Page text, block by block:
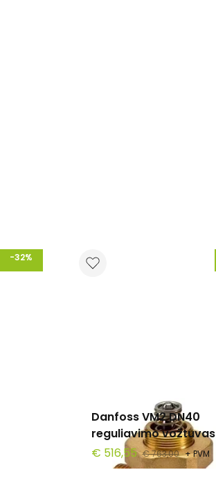
-32%
Danfoss VM2 DN40
reguliavimo vožtuvas
€ 516,55 € 763,00 + PVM